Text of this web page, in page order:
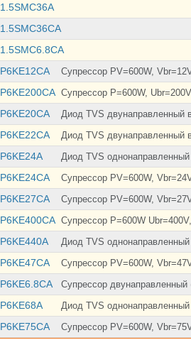
1.5SMC36A
1.5SMC36CA
1.5SMC6.8CA
P6KE12CA
Супрессор PV=600W,
P6KE200CA Супрессор P=600W,
P6KE20CA Диод TVS двунаправленный
P6KE22CA Диод TVS двунаправленный
P6KE24A Диод TVS
P6KE24CA Супрессор PV=600W,
P6KE27CA Супрессор PV=600W,
P6KE400CA Супрессор P=600W
P6KE440A Диод TVS
P6KE47CA Супрессор PV=600W,
P6KE6.8CA Супрессор
P6KE68A Диод TVS
P6KE75CA Супрессор PV=600W,